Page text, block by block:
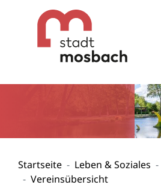
Gehe zum Navigationsbereich
Gehe zum Inhalt
Startseite Leben & Soziales
Vereinsübersicht